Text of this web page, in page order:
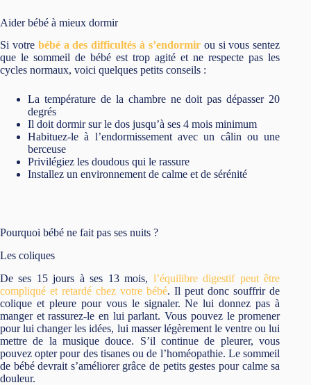
Aider bébé à mieux dormir
Si votre bébé a des difficultés à s’endormirou si vous sentez
que le sommeil de bébé est trop agité et ne respecte pas les
cycles normaux, voici quelques petits conseils :
La température de la chambre ne doit pas dépasser 20
degrés
Il doit dormir sur le dos jusqu’à ses 4 mois minimum
Habituez-le à l’endormissement avec un câlin ou une
berceuse
Privilégiez les doudous qui le rassure
Installez un environnement de calme et de sérénité
Pourquoi bébé ne fait pas ses nuits ?
Les coliques
De ses 15 jours à ses 13 mois, l’équilibre digestif peut être
compliqué et retardé chez votre bébé. Il peut donc souffrir de
colique et pleure pour vous le signaler. Ne lui donnez pas à
manger et rassurez-le en lui parlant. Vous pouvez le promener
pour lui changer les idées, lui masser légèrement le ventre ou lui
mettre de la musique douce. S’il continue de pleurer, vous
pouvez opter pour des tisanes ou de l’homéopathie. Le sommeil
de bébé devrait s’améliorer grâce de petits gestes pour calme sa
douleur.